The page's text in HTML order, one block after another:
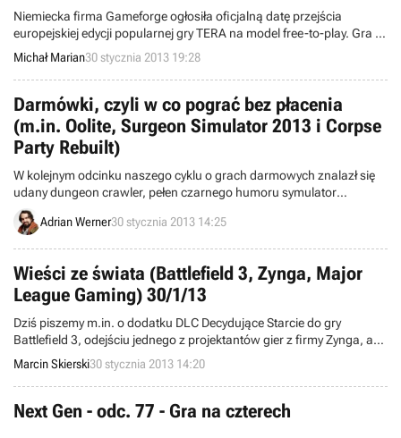
Niemiecka firma Gameforge ogłosiła oficjalną datę przejścia
europejskiej edycji popularnej gry TERA na model free-to-play. Gra w
nowym systemie dostępna będzie 5 lutego. Przy okazji udostępniono
szczegółowe informacje m.in. odnośnie nadchodzącej aktualizacji.
Michał Marian30 stycznia 2013 19:28
Darmówki, czyli w co pograć bez płacenia
(m.in. Oolite, Surgeon Simulator 2013 i Corpse
Party Rebuilt)
W kolejnym odcinku naszego cyklu o grach darmowych znalazł się
udany dungeon crawler, pełen czarnego humoru symulator
chirurga, japoński horror i duchowy spadkobierca Elite. Natomiast z
kategorii free-2-play polecamy otwartą betę lotniczego MMO.
Adrian Werner30 stycznia 2013 14:25
Wieści ze świata (Battlefield 3, Zynga, Major
League Gaming) 30/1/13
Dziś piszemy m.in. o dodatku DLC Decydujące Starcie do gry
Battlefield 3, odejściu jednego z projektantów gier z firmy Zynga, a
także strzelaninie autorstwa organizacji e-sportowej Major League
Gaming. Witamy w wieściach ze świata - codziennej porcji krótkich
wiadomości.
Marcin Skierski30 stycznia 2013 14:20
Next Gen - odc. 77 - Gra na czterech